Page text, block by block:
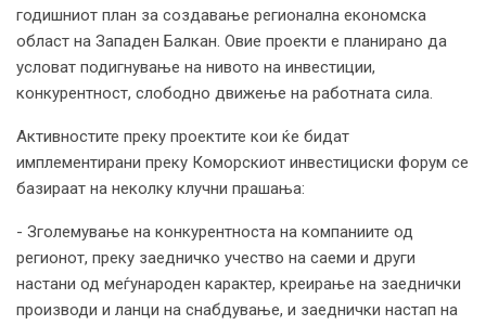
годишниот план за создавање регионална економска
област на Западен Балкан. Овие проекти е планирано да
условат подигнување на нивото на инвестиции,
конкурентност, слободно движење на работната сила.
Активностите преку проектите кои ќе бидат
имплементирани преку Коморскиот инвестициски форум се
базираат на неколку клучни прашања:
- Зголемување на конкурентноста на компаниите од
регионот, преку заедничко учество на саеми и други
настани од меѓународен карактер, креирање на заеднички
производи и ланци на снабдување, и заеднички настап на